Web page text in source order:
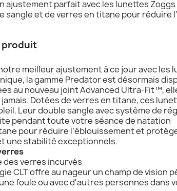
ajustement parfait avec les lunettes
sangle et de verres en titane pour
produit
meilleur ajustement à ce jour avec
la gamme Predator est désormais
au nouveau joint Advanced Ultra-Fit™,
jamais. Dotées de verres en titane, ces
Leur double sangle avec système de
pendant toute votre séance de natation
pour réduire l’éblouissement et
une stabilité exceptionnels.
des verres incurvés
CLT offre au nageur un champ de
foule ou avec d'autres personnes dans